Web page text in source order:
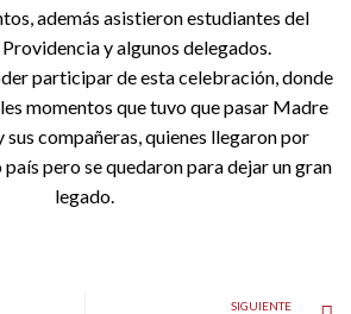
además asistieron estudiantes del
y algunos delegados.
participar de esta celebración, donde
momentos que tuvo que pasar Madre
compañeras, quienes llegaron por
pero se quedaron para dejar un gran
legado.
SIGUIENTE